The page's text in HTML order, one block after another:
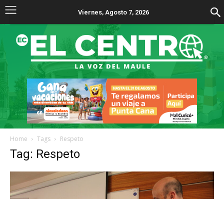
Viernes, Agosto 7, 2026
Home Tags Respeto
Tag: Respeto